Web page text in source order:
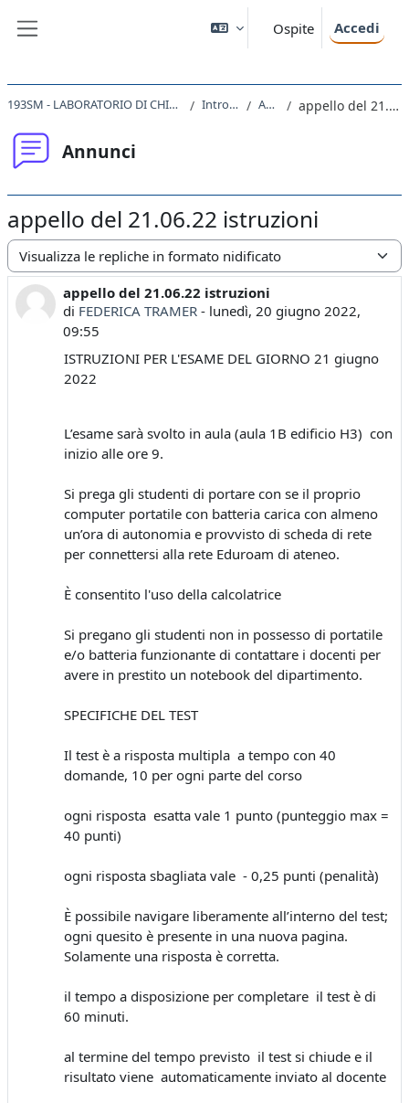
Ospite Accedi
193SM - LABORATORIO DI CHIMICA E BIOCHIMICA 2020 Introduzione Annunci appello del 21.06.22 istruzioni
Annunci
appello del 21.06.22 istruzioni
Modalità visualizzazione
appello del 21.06.22 istruzioni
di FEDERICA TRAMER - lunedì, 20 giugno 2022,
09:55
Numero di risposte: 0
ISTRUZIONI PER L'ESAME DEL GIORNO 21 giugno
2022
L’esame sarà svolto in aula (aula 1B edificio H3) con
inizio alle ore 9.
Si prega gli studenti di portare con se il proprio
computer portatile con batteria carica con almeno
un’ora di autonomia e provvisto di scheda di rete
per connettersi alla rete Eduroam di ateneo.
È consentito l'uso della calcolatrice
Si pregano gli studenti non in possesso di portatile
e/o batteria funzionante di contattare i docenti per
avere in prestito un notebook del dipartimento.
SPECIFICHE DEL TEST
Il test è a risposta multipla a tempo con 40
domande, 10 per ogni parte del corso
ogni risposta esatta vale 1 punto (punteggio max =
40 punti)
ogni risposta sbagliata vale - 0,25 punti (penalità)
È possibile navigare liberamente all’interno del test;
ogni quesito è presente in una nuova pagina.
Solamente una risposta è corretta.
il tempo a disposizione per completare il test è di
60 minuti.
al termine del tempo previsto il test si chiude e il
risultato viene automaticamente inviato al docente